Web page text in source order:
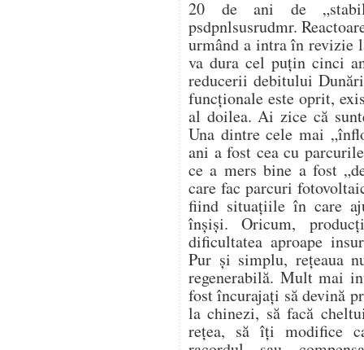
20 de ani de
psdpnlsusrudmr.
urmând a intra în revizie
va dura cel puțin cinci
reducerii debitului
funcționale este oprit,
al doilea. Ai zice că
Una dintre cele mai
ani a fost cea cu
ce a mers bine a fost
care fac parcuri
fiind situațiile în care
înșiși. Oricum,
dificultatea aproape
Pur și simplu, rețeaua
regenerabilă. Mult mai
fost încurajați să devină
la chinezi, să facă
rețea, să îți modifice